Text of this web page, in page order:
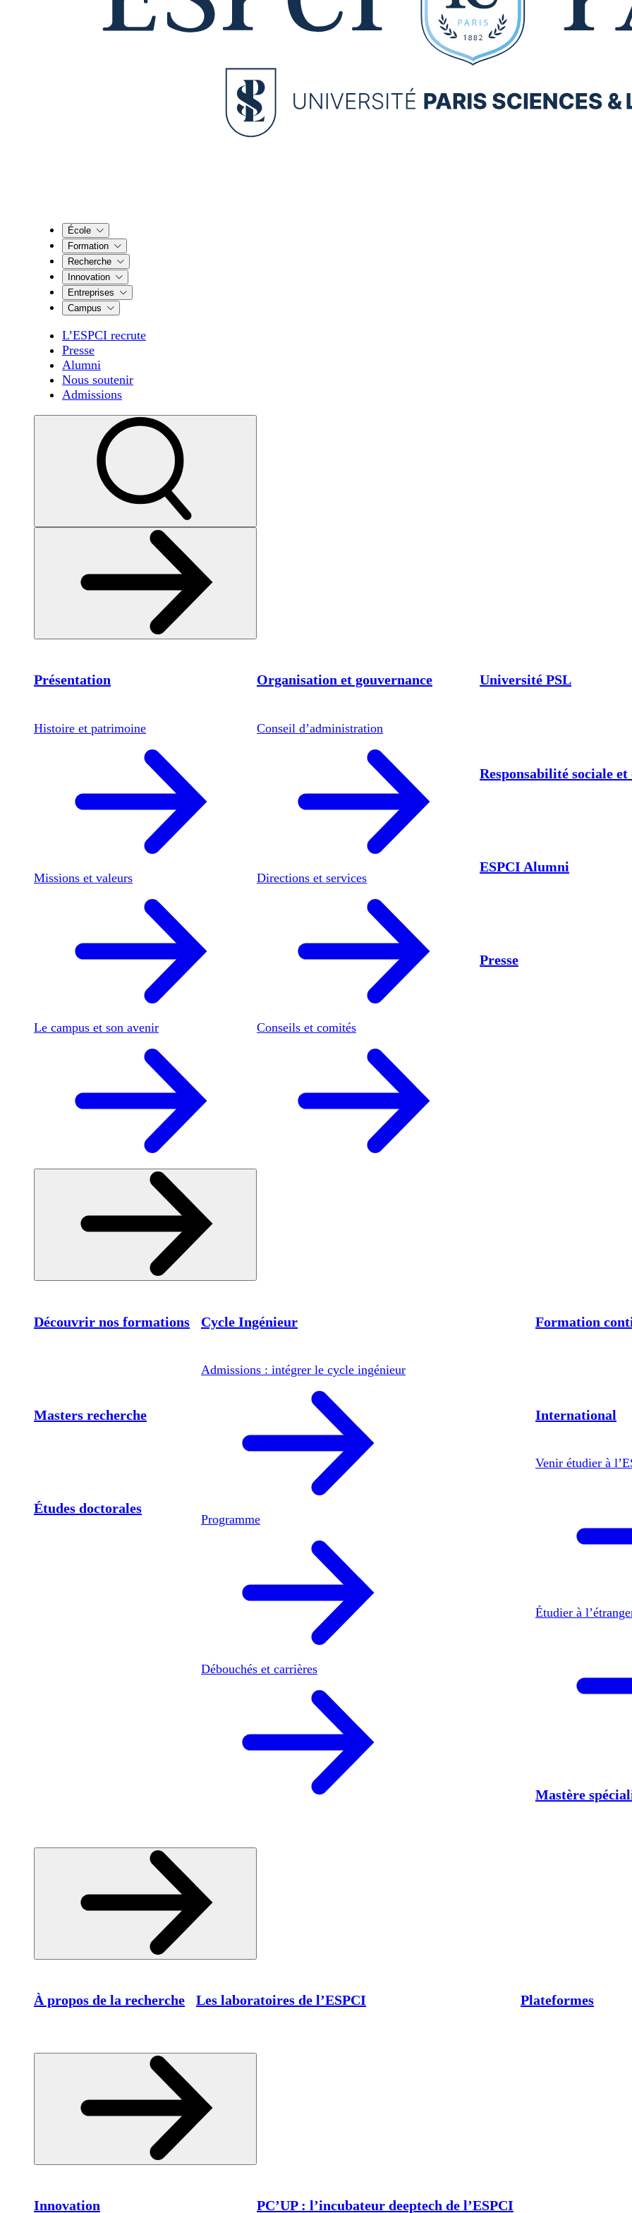
École
Formation
Recherche
Innovation
Entreprises
Campus
L’ESPCI recrute
Presse
Alumni
Nous soutenir
Admissions
Présentation
Histoire et patrimoine
Missions et valeurs
Le campus et son avenir
Organisation et gouvernance
Conseil d’administration
Directions et services
Conseils et comités
Université PSL
Responsabilité sociale
ESPCI Alumni
Presse
Découvrir nos formations Cycle Ingénieur
Admissions : intégrer le cycle ingénieur
Programme
Débouchés et carrières
Formation
International
Venir étudier à
Étudier à
Masters recherche
Études doctorales
Mastère
À propos de la recherche Les laboratoires de l’ESPCI Plateformes
Innovation PC’UP : l’incubateur deeptech de l’ESPCI